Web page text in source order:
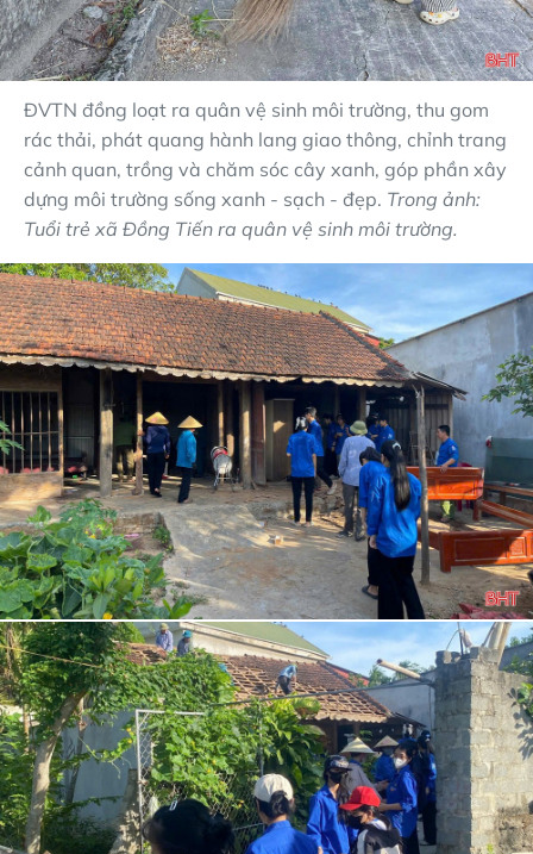
ĐVTN đồng loạt ra quân vệ sinh môi trường, thu gom
rác thải, phát quang hành lang giao thông, chỉnh trang
cảnh quan, trồng và chăm sóc cây xanh, góp phần xây
dựng môi trường sống xanh - sạch - đẹp. Trong ảnh:
Tuổi trẻ xã Đồng Tiến ra quân vệ sinh môi trường.